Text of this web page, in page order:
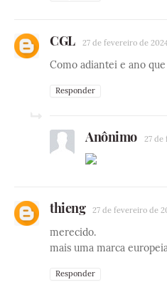
CGL 27 de fevereiro de
Como adiantei e ano
Responder
Anônimo 27 de
thieng 27 de fevereiro de
merecido.
mais uma marca
Responder